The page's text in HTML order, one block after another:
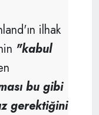
ilhak
"kabul
bu gibi
gerektiğini